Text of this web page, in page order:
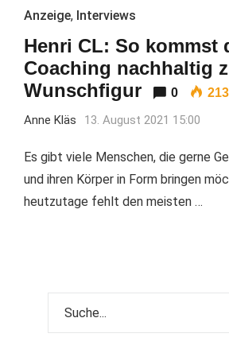
Anzeige, Interviews
Henri CL: So kommst
Coaching nachhaltig
Wunschfigur
0
Anne Kläs 13. August 2021 15:00
Es gibt viele Menschen, die gerne
und ihren Körper in Form bringen
heutzutage fehlt den meisten …